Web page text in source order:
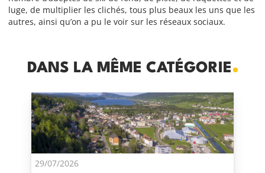
luge, de multiplier les clichés, tous plus beaux les uns que les
autres, ainsi qu’on a pu le voir sur les réseaux sociaux.
DANS LA MÊME CATÉGORIE
29/07/2026